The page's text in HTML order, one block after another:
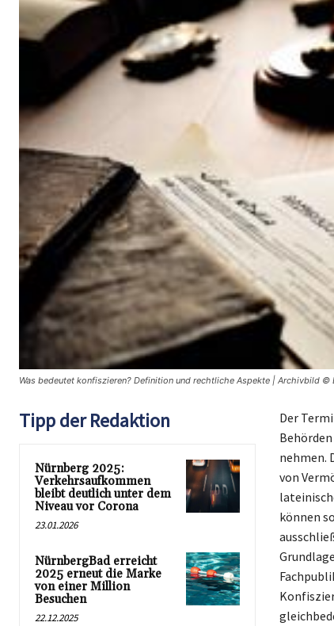
Was bedeutet konfiszieren? Definition und rechtliche Aspekte | Archivbild ©
Tipp der Redaktion
Nürnberg 2025:
Verkehrsaufkommen
bleibt deutlich unter dem
Niveau vor Corona
23.01.2026
NürnbergBad erreicht
2025 erneut die Marke
von einer Million
Besuchen
22.12.2025
Der
nehmen.
von
können